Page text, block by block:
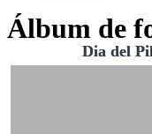
Álbum de
Dia del